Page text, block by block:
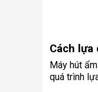
Cách
Máy hút
quá trình